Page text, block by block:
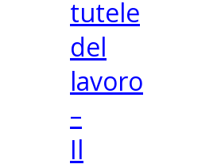
tutele
del
lavoro
–
Il